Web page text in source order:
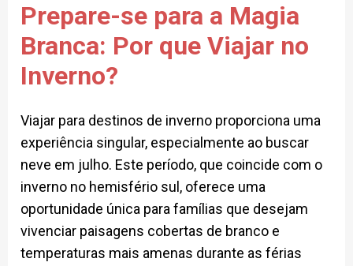
Prepare-se para a Magia
Branca: Por que Viajar no
Inverno?
Viajar para destinos de inverno proporciona uma
experiência singular, especialmente ao buscar
neve em julho. Este período, que coincide com o
inverno no hemisfério sul, oferece uma
oportunidade única para famílias que desejam
vivenciar paisagens cobertas de branco e
temperaturas mais amenas durante as férias